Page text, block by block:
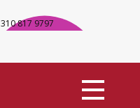
310 817 9797